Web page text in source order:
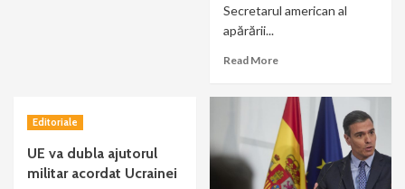
Secretarul american al
apărării...
Read More
Editoriale
UE va dubla ajutorul
militar acordat Ucrainei